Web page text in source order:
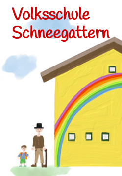
Volksschule
Schneegattern